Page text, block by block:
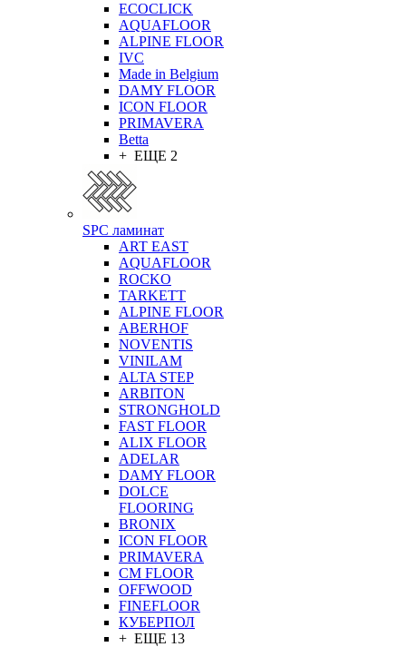
ECOCLICK
AQUAFLOOR
ALPINE FLOOR
IVC
Made in Belgium
DAMY FLOOR
ICON FLOOR
PRIMAVERA
Betta
+ ЕЩЕ 2
SPC ламинат
ART EAST
AQUAFLOOR
ROCKO
TARKETT
ALPINE FLOOR
ABERHOF
NOVENTIS
VINILAM
ALTA STEP
ARBITON
STRONGHOLD
FAST FLOOR
ALIX FLOOR
ADELAR
DAMY FLOOR
DOLCE
FLOORING
BRONIX
ICON FLOOR
PRIMAVERA
CM FLOOR
OFFWOOD
FINEFLOOR
КУБЕРПОЛ
+ ЕЩЕ 13